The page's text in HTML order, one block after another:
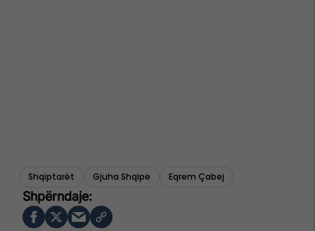
Shqiptarët Gjuha Shqipe Eqrem Çabej